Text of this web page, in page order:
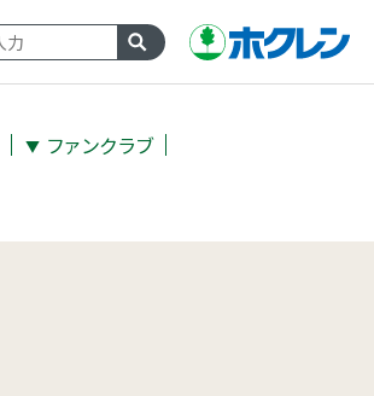
▼ ファンクラブ